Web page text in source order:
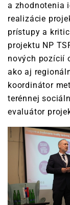
a zhodnotenia
realizácie
prístupy a
projektu NP
nových pozícií
ako aj
koordinátor
terénnej
evaluátor